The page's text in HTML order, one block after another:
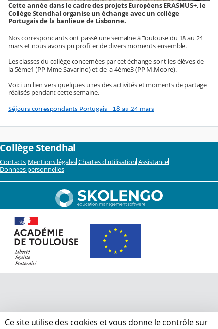
Cette année dans le cadre des projets Européens ERASMUS+, le
Collège Stendhal organise un échange avec un collège
Portugais de la banlieue de Lisbonne.
Nos correspondants ont passé une semaine à Toulouse du 18 au 24
mars et nous avons pu profiter de divers moments ensemble.
Les classes du collège concernées par cet échange sont les élèves de
la 5ème1 (PP Mme Savarino) et de la 4ème3 (PP M.Moore).
Voici un lien vers quelques unes des activités et moments de partage
réalisés pendant cette semaine.
Séjours correspondants Portugais - 18 au 24 mars
Collège Stendhal
Contacts Mentions légales Chartes d'utilisation Assistance
Données personnelles
Ce site utilise des cookies et vous donne le contrôle sur